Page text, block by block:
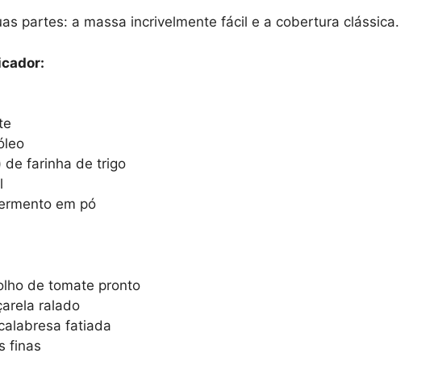
partes: a massa incrivelmente fácil e a cobertura clássica.
de farinha de trigo
em pó
de tomate pronto
ralado
fatiada
finas